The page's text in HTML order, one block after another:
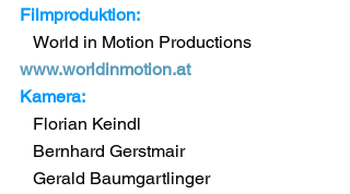
Filmproduktion:
   World in Motion Productions
www.worldinmotion.at
Kamera:
   Florian Keindl
   Bernhard Gerstmair
   Gerald Baumgartlinger